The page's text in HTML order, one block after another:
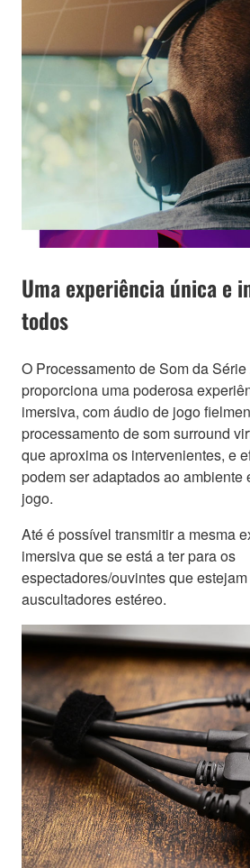
Uma experiência única e
todos
O Processamento de Som da
proporciona uma poderosa
imersiva, com áudio de jogo
processamento de som surround
que aproxima os intervenientes, e
podem ser adaptados ao ambiente
jogo.
Até é possível transmitir a mesma
imersiva que se está a ter para os
espectadores/ouvintes que
auscultadores estéreo.